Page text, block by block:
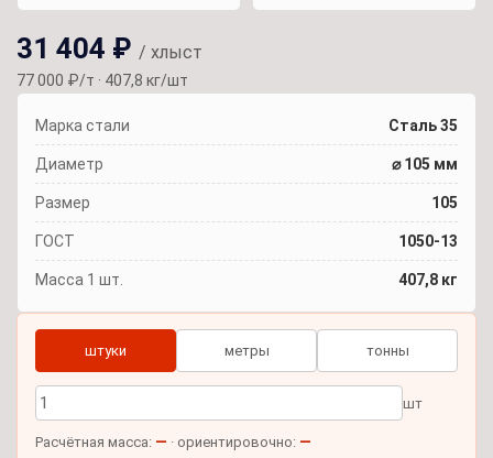
31 404 ₽ / хлыст
77 000 ₽/т · 407,8 кг/шт
Марка стали Сталь 35
Диаметр ⌀ 105 мм
Размер 105
ГОСТ 1050-13
Масса 1 шт. 407,8 кг
штуки метры тонны
шт
Расчётная масса: — · ориентировочно: —